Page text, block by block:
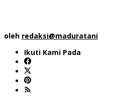
oleh redaksi@maduratani
Ikuti Kami Pada